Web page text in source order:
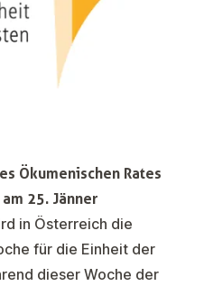
Ökumenischen Rates
25. Jänner
in Österreich die
für die Einheit der
dieser Woche der